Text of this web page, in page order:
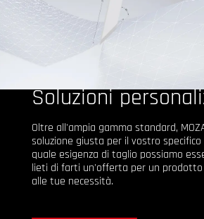
Soluzioni
Oltre all'ampia gamma standard,
soluzione giusta per il vostro
quale esigenza di taglio possiamo
lieti di farti un'offerta per un
alle tue necessità.